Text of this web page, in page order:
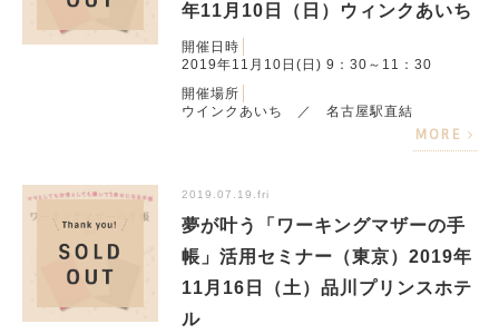
年11月10日（日）ウィンクあいち
開催日時
2019年11月10日(日) 9：30～11：30
開催場所
ウインクあいち ／ 名古屋駅直結
MORE
2019.07.19.fri
夢が叶う「ワーキングマザーの手
帳」活用セミナー（東京）2019年
11月16日（土）品川プリンスホテ
ル